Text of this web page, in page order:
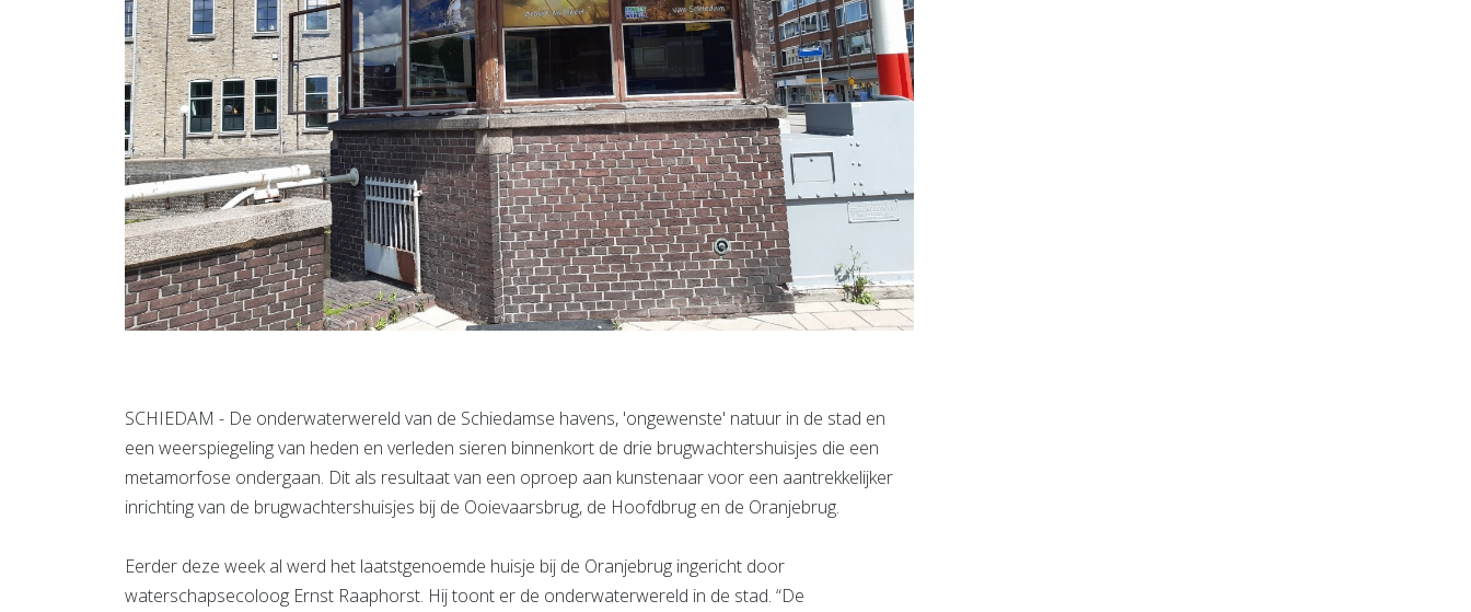
SCHIEDAM - De onderwaterwereld van de Schiedamse havens, 'ongewenste' natuur in de stad en
een weerspiegeling van heden en verleden sieren binnenkort de drie brugwachtershuisjes die een
metamorfose ondergaan. Dit als resultaat van een oproep aan kunstenaar voor een aantrekkelijker
inrichting van de brugwachtershuisjes bij de Ooievaarsbrug, de Hoofdbrug en de Oranjebrug.
Eerder deze week al werd het laatstgenoemde huisje bij de Oranjebrug ingericht door
waterschapsecoloog Ernst Raaphorst. Hij toont er de onderwaterwereld in de stad. “De